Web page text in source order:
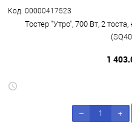
Код: 00000417523
Тостер "Утро", 700 Вт, 2
1